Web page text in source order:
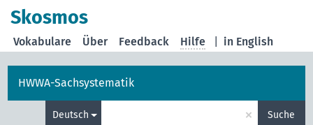
Skosmos
in English
Vokabulare Über Feedback Hilfe
HWWA-Sachsystematik
Deutsch × Suche